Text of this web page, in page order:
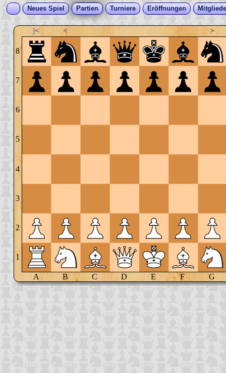
Neues Spiel Partien Turniere Eröffnungen
|< < >
8
7
6
5
4
3
2
1
A B C D E F G